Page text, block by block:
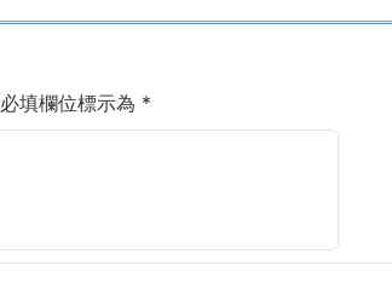
必填欄位標示為 *